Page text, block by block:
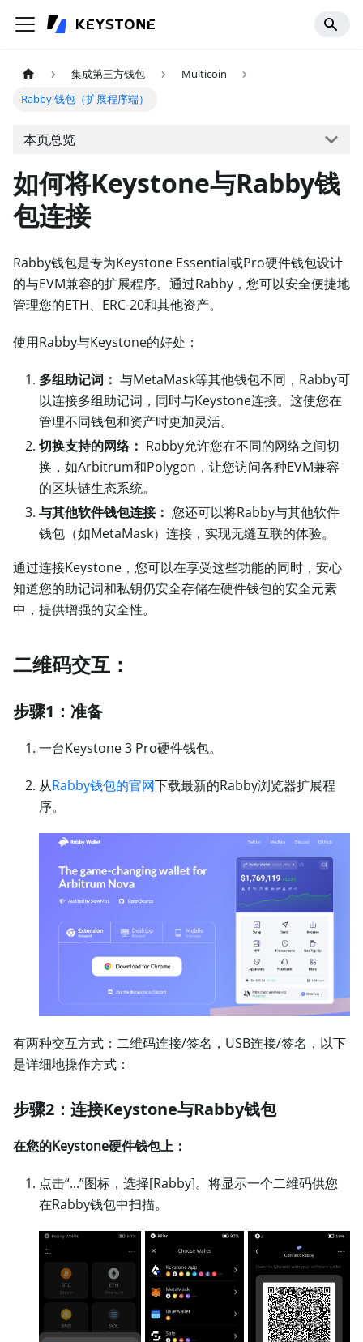
集成第三方钱包
Multicoin
Rabby 钱包（扩展程序端）
本页总览
如何将Keystone与Rabby钱
包连接
Rabby钱包是专为Keystone Essential或Pro硬件钱包设计
的与EVM兼容的扩展程序。通过Rabby，您可以安全便捷地
管理您的ETH、ERC-20和其他资产。
使用Rabby与Keystone的好处：
多组助记词： 与MetaMask等其他钱包不同，Rabby可
以连接多组助记词，同时与Keystone连接。这使您在
管理不同钱包和资产时更加灵活。
切换支持的网络： Rabby允许您在不同的网络之间切
换，如Arbitrum和Polygon，让您访问各种EVM兼容
的区块链生态系统。
与其他软件钱包连接： 您还可以将Rabby与其他软件
钱包（如MetaMask）连接，实现无缝互联的体验。
通过连接Keystone，您可以在享受这些功能的同时，安心
知道您的助记词和私钥仍安全存储在硬件钱包的安全元素
中，提供增强的安全性。
二维码交互：
步骤1：准备
一台Keystone 3 Pro硬件钱包。
从Rabby钱包的官网下载最新的Rabby浏览器扩展程
序。
有两种交互方式：二维码连接/签名，USB连接/签名，以下
是详细地操作方式：
步骤2：连接Keystone与Rabby钱包
在您的Keystone硬件钱包上：
点击“...”图标，选择[Rabby]。将显示一个二维码供您
在Rabby钱包中扫描。